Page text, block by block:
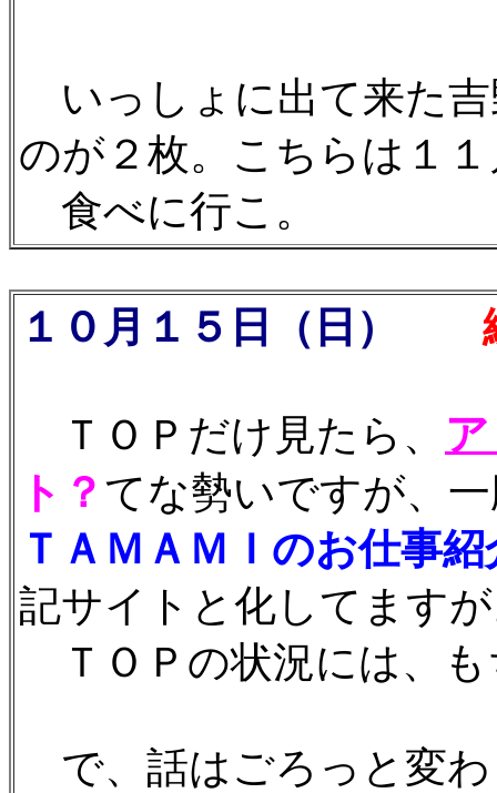
いっしょに出て来た吉
のが２枚。こちらは１
食べに行こ。
１０月１５日（日）
ＴＯＰだけ見たら、
ト？ てな勢いですが、
ＴＡＭＡＭＩのお仕事
記サイトと化してます
ＴＯＰの状況には、
で、話はごろっと変